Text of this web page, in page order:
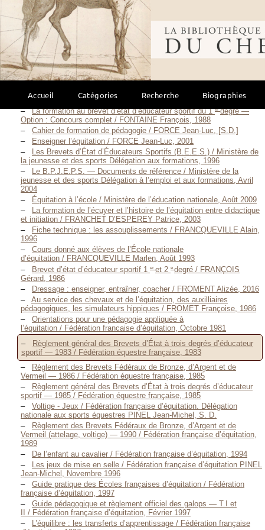
Bibliothèque
Accueil Catégories Recherche Biographies
Réussir le BEES 1 — 2003 / FERRÉ Jean, février 2003
La mise en place d’une pédagogie pour l’enfant au sein de la
D.N.E.P. / FERTÉ Inès, S. D.
La pédagogie par le jeu / FERTÉ Inès, Octobre 1987
Organisation d’un stage en vue de faire participer une équipe de
juniors au C.C.I* de Vittel / FLAMENT Gildas, 1997
Stage de concours complet pour les cavaliers de 3
Comité Régional d’Équitation de Provence visant le championnat de
UF3 Tronc commun BEES 2 / FLOTTES Jean, Avril 2004
La formation au brevet d’état d’éducateur sportif du 1erdegré —
Option : Concours complet / FONTAINE François, 1988
Cahier de formation de pédagogie / FORCE Jean-Luc, [S.D.]
Enseigner l’équitation / FORCE Jean-Luc, 2001
Les Brevets d’État d’Éducateurs Sportifs (B.E.E.S.) / Ministère de
la jeunesse et des sports Délégation aux formations, 1996
Le B.P.J.E.P.S. — Documents de référence / Ministère de la
jeunesse et des sports Délégation à l’emploi et aux formations, Avril
2004
Équitation à l’école / Ministère de l’éducation nationale, Août 2009
La formation de l’écuyer et l’histoire de l’équitation entre didactique
et initiation / FRANCHET D’ESPEREY Patrice, 2003
Fiche technique : les assouplissements / FRANCQUEVILLE Alain,
1996
Cours donné aux élèves de l’École nationale
d’équitation / FRANCQUEVILLE Marlen, Août 1993
Brevet d’état d’éducateur sportif 1 er et 2 e degré / FRANÇOIS
Gérard, 1986
Dressage : enseigner, entraîner, coacher / FROMENT Alizée, 2016
Au service des chevaux et de l’équitation, des auxilliaires
pédagogiques, les simulateurs hippiques / FROMET Françoise, 1986
Orientations pour une pédagogie appliquée à
l’équitation / Fédération francaise d’équitation, Octobre 1981
Règlement général des Brevets d’État à trois degrés d’éducateur
sportif — 1983 / Fédération équestre française, 1983
Règlement des Brevets Fédéraux de Bronze, d’Argent et de
Vermeil — 1986 / Fédération équestre française, 1985
Règlement général des Brevets d’État à trois degrés d’éducateur
sportif — 1985 / Fédération équestre française, 1985
Voltige - Jeux / Fédération française d’équitation. Délégation
nationale aux sports équestres PINEL Jean-Michel, S. D.
Règlement des Brevets Fédéraux de Bronze, d’Argent et de
Vermeil (attelage, voltige) — 1990 / Fédération française d’équitation,
1989
De l’enfant au cavalier / Fédération française d’équitation, 1994
Les jeux de mise en selle / Fédération française d’équitation PINEL
Jean-Michel, Novembre 1996
Guide pratique des Écoles françaises d’équitation / Fédération
française d’équitation, 1997
Guide pédagogique et règlement officiel des galops — T.I et
II / Fédération française d’équitation, Février 1997
L’équilibre : les transferts d’apprentissage / Fédération française